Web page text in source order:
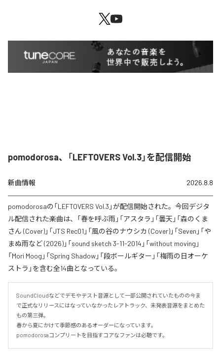
pomodorosa、「LEFTOVERS Vol.3」を配信開始
新曲情報 2026.8.8
pomodorosaの「LEFTOVERS Vol.3」が配信開始された。今回デジタ
ル配信された楽曲は、「春を呼ぶ雨」「アスタラ」「曇天」「森のくま
さん (Cover)」「JTS Rec01」「風の谷のナウシカ (Cover)」「Seven」「や
まぬ雨など (2026)」「sound sketch 3-11-2014」「without moving」
「Mori Moog」「Spring Shadow」「段ボールギター」「梅雨の日オーケ
ストラ」を含む全14曲となっている。
SoundCloudなどでデモやテスト音源として一部公開されていたものの今ま
で正式なリリースにはなっていなかったレアトラック、未発表音源をまとめた
もの第三弾。
春から夏にかけて季節感のあるオーダーになっています。
pomodorosaコンプリートを目指すコアなファンは必聴です。